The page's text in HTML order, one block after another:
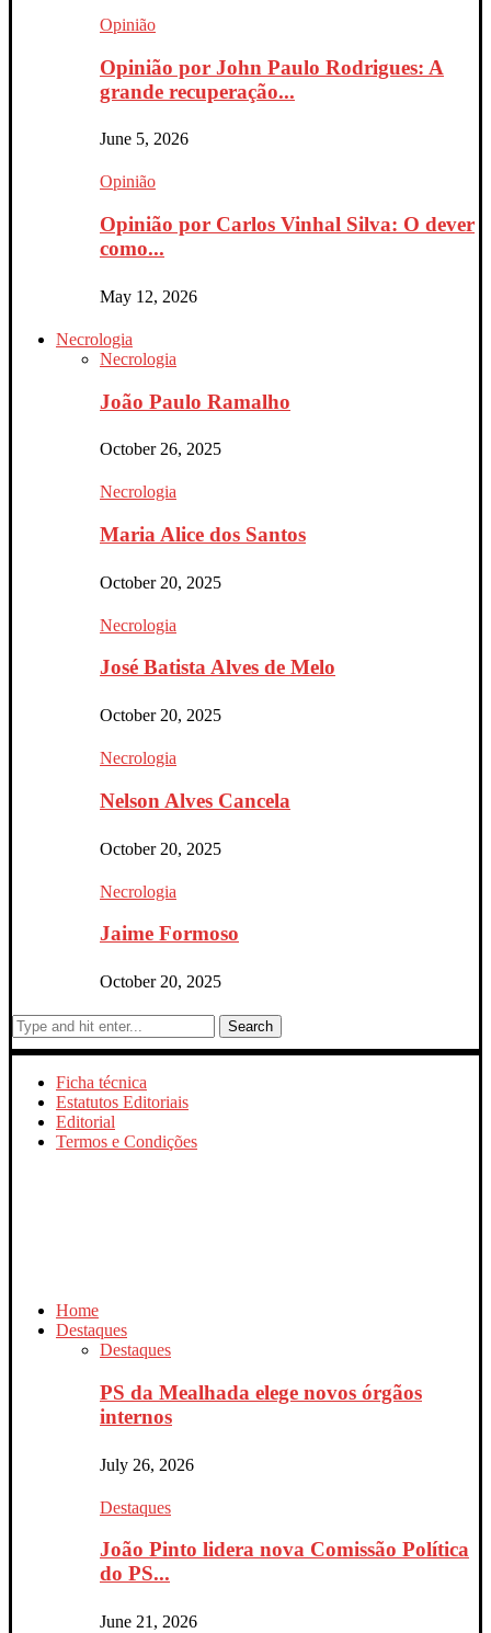
Opinião
Opinião por John Paulo Rodrigues: A
grande recuperação...
June 5, 2026
Opinião
Opinião por Carlos Vinhal Silva: O dever
como...
May 12, 2026
Necrologia
Necrologia
João Paulo Ramalho
October 26, 2025
Necrologia
Maria Alice dos Santos
October 20, 2025
Necrologia
José Batista Alves de Melo
October 20, 2025
Necrologia
Nelson Alves Cancela
October 20, 2025
Necrologia
Jaime Formoso
October 20, 2025
Search
Ficha técnica
Estatutos Editoriais
Editorial
Termos e Condições
Home
Destaques
Destaques
PS da Mealhada elege novos órgãos
internos
July 26, 2026
Destaques
João Pinto lidera nova Comissão Política
do PS...
June 21, 2026